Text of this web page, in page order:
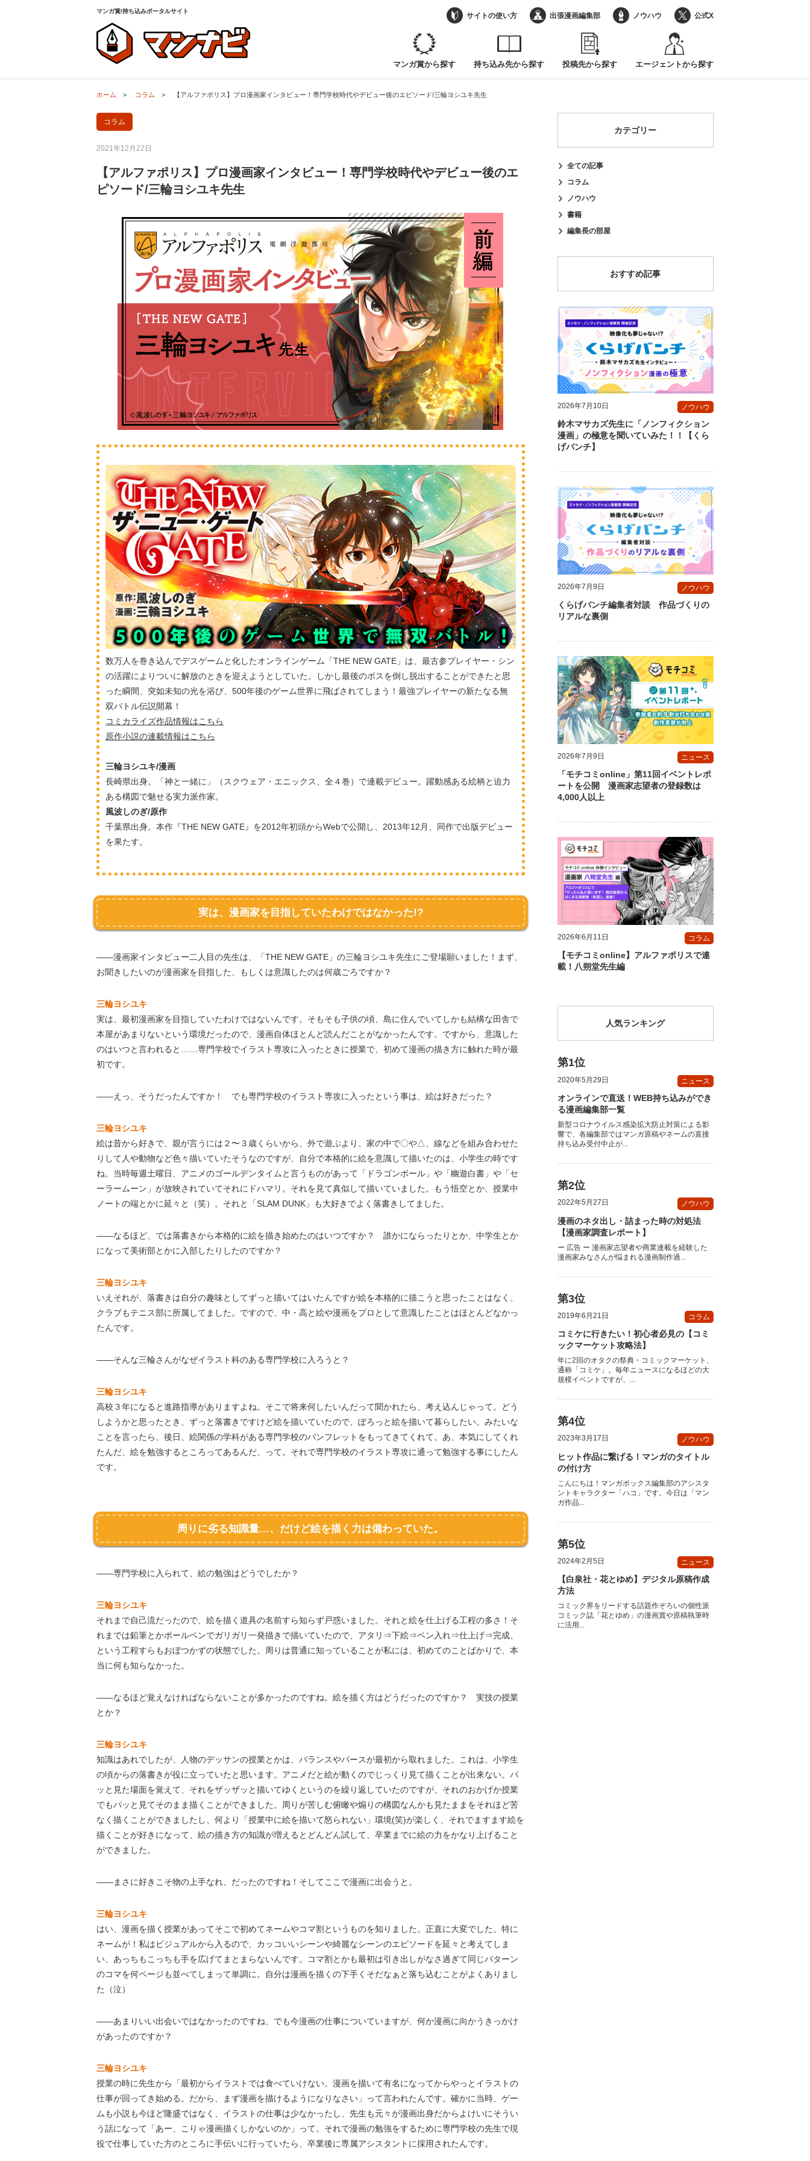
マンガ賞/持ち込みポータルサイト
マンガ賞から探す 持ち込み先から探す 投稿先から探す エージェントから探す
サイトの使い方 出張漫画編集部 ノウハウ 公式X
ホーム > コラム > 【アルファポリス】プロ漫画家インタビュー！専門学校時代やデビュー後のエピソード/三輪ヨシユキ先生
コラム
2021年12月22日
【アルファポリス】プロ漫画家インタビュー！専門学校時代やデビュー後のエ
ピソード/三輪ヨシユキ先生
数万人を巻き込んでデスゲームと化したオンラインゲーム「THE NEW GATE」は、最古参プレイヤー・シン
の活躍によりついに解放のときを迎えようとしていた。しかし最後のボスを倒し脱出することができたと思
った瞬間、突如未知の光を浴び、500年後のゲーム世界に飛ばされてしまう！最強プレイヤーの新たなる無
双バトル伝説開幕！
コミカライズ作品情報はこちら
原作小説の連載情報はこちら
三輪ヨシユキ/漫画
長崎県出身。「神と一緒に」（スクウェア・エニックス、全４巻）で連載デビュー。躍動感ある絵柄と迫力
ある構図で魅せる実力派作家。
風波しのぎ/原作
千葉県出身。本作『THE NEW GATE』を2012年初頭からWebで公開し、2013年12月、同作で出版デビュー
を果たす。
実は、漫画家を目指していたわけではなかった!?
――漫画家インタビュー二人目の先生は、「THE NEW GATE」の三輪ヨシユキ先生にご登場願いました！まず、
お聞きしたいのが漫画家を目指した、もしくは意識したのは何歳ごろですか？
三輪ヨシユキ
実は、最初漫画家を目指していたわけではないんです。そもそも子供の頃、島に住んでいてしかも結構な田舎で
本屋があまりないという環境だったので、漫画自体ほとんど読んだことがなかったんです。ですから、意識した
のはいつと言われると……専門学校でイラスト専攻に入ったときに授業で、初めて漫画の描き方に触れた時が最
初です。
――えっ、そうだったんですか！ でも専門学校のイラスト専攻に入ったという事は、絵は好きだった？
三輪ヨシユキ
絵は昔から好きで、親が言うには２〜３歳くらいから、外で遊ぶより、家の中で〇や△、線などを組み合わせた
りして人や動物など色々描いていたそうなのですが、自分で本格的に絵を意識して描いたのは、小学生の時です
ね。当時毎週土曜日、アニメのゴールデンタイムと言うものがあって「ドラゴンボール」や「幽遊白書」や「セ
ーラームーン」が放映されていてそれにドハマリ。それを見て真似して描いていました。もう悟空とか、授業中
ノートの端とかに延々と（笑）。それと「SLAM DUNK」も大好きでよく落書きしてました。
――なるほど、では落書きから本格的に絵を描き始めたのはいつですか？ 誰かにならったりとか、中学生とか
になって美術部とかに入部したりしたのですか？
三輪ヨシユキ
いえそれが、落書きは自分の趣味としてずっと描いてはいたんですが絵を本格的に描こうと思ったことはなく、
クラブもテニス部に所属してました。ですので、中・高と絵や漫画をプロとして意識したことはほとんどなかっ
たんです。
――そんな三輪さんがなぜイラスト科のある専門学校に入ろうと？
三輪ヨシユキ
高校３年になると進路指導がありますよね。そこで将来何したいんだって聞かれたら、考え込んじゃって。どう
しようかと思ったとき、ずっと落書きですけど絵を描いていたので、ぽろっと絵を描いて暮らしたい。みたいな
ことを言ったら、後日、絵関係の学科がある専門学校のパンフレットをもってきてくれて。あ、本気にしてくれ
たんだ、絵を勉強するところってあるんだ、って。それで専門学校のイラスト専攻に通って勉強する事にしたん
です。
周りに劣る知識量…、だけど絵を描く力は備わっていた。
――専門学校に入られて、絵の勉強はどうでしたか？
三輪ヨシユキ
それまで自己流だったので、絵を描く道具の名前すら知らず戸惑いました。それと絵を仕上げる工程の多さ！そ
れまでは鉛筆とかボールペンでガリガリ一発描きで描いていたので、アタリ⇒下絵⇒ペン入れ⇒仕上げ⇒完成、
という工程すらもおぼつかずの状態でした。周りは普通に知っていることが私には、初めてのことばかりで、本
当に何も知らなかった。
――なるほど覚えなければならないことが多かったのですね。絵を描く方はどうだったのですか？ 実技の授業
とか？
三輪ヨシユキ
知識はあれでしたが、人物のデッサンの授業とかは、バランスやパースが最初から取れました。これは、小学生
の頃からの落書きが役に立っていたと思います。アニメだと絵が動くのでじっくり見て描くことが出来ない。パ
ッと見た場面を覚えて、それをザッザッと描いてゆくというのを繰り返していたのですが、それのおかげか授業
でもパッと見てそのまま描くことができました。周りが苦しむ俯瞰や煽りの構図なんかも見たままをそれほど苦
なく描くことができましたし、何より「授業中に絵を描いて怒られない」環境(笑)が楽しく、それでますます絵を
描くことが好きになって、絵の描き方の知識が増えるとどんどん試して、卒業までに絵の力をかなり上げること
ができました。
――まさに好きこそ物の上手なれ、だったのですね！そしてここで漫画に出会うと。
三輪ヨシユキ
はい、漫画を描く授業があってそこで初めてネームやコマ割というものを知りました。正直に大変でした。特に
ネームが！私はビジュアルから入るので、カッコいいシーンや綺麗なシーンのエピソードを延々と考えてしま
い、あっちもこっちも手を広げてまとまらないんです。コマ割とかも最初は引き出しがなさ過ぎて同じパターン
のコマを何ページも並べてしまって単調に。自分は漫画を描くの下手くそだなぁと落ち込むことがよくありまし
た（泣）
――あまりいい出会いではなかったのですね、でも今漫画の仕事についていますが、何か漫画に向かうきっかけ
があったのですか？
三輪ヨシユキ
授業の時に先生から「最初からイラストでは食べていけない。漫画を描いて有名になってからやっとイラストの
仕事が回ってき始める。だから、まず漫画を描けるようになりなさい」って言われたんです。確かに当時、ゲー
ムも小説も今ほど隆盛ではなく、イラストの仕事は少なかったし、先生も元々が漫画出身だからよけいにそうい
う話になって「あー、こりゃ漫画描くしかないのか」って。それで漫画の勉強をするために専門学校の先生で現
役で仕事していた方のところに手伝いに行っていたら、卒業後に専属アシスタントに採用されたんです。
カテゴリー
全ての記事
コラム
ノウハウ
書籍
編集長の部屋
おすすめ記事
2026年7月10日 ノウハウ
鈴木マサカズ先生に「ノンフィクション
漫画」の極意を聞いていみた！！【くら
げバンチ】
2026年7月9日 ノウハウ
くらげバンチ編集者対談 作品づくりの
リアルな裏側
2026年7月9日 ニュース
「モチコミonline」第11回イベントレポ
ートを公開 漫画家志望者の登録数は
4,000人以上
2026年6月11日 コラム
【モチコミonline】アルファポリスで連
載！八朔堂先生編
人気ランキング
2020年5月29日 ニュース
オンラインで直送！WEB持ち込みができ
る漫画編集部一覧
新型コロナウイルス感染拡大防止対策による影
響で、各編集部ではマンガ原稿やネームの直接
持ち込み受付中止が...
2022年5月27日 ノウハウ
漫画のネタ出し・詰まった時の対処法
【漫画家調査レポート】
ー 広告 ー 漫画家志望者や商業連載を経験した
漫画家みなさんが悩まれる漫画制作過...
2019年6月21日 コラム
コミケに行きたい！初心者必見の【コミ
ックマーケット攻略法】
年に2回のオタクの祭典・コミックマーケット、
通称「コミケ」。毎年ニュースになるほどの大
規模イベントですが、...
2023年3月17日 ノウハウ
ヒット作品に繋げる！マンガのタイトル
の付け方
こんにちは！マンガボックス編集部のアシスタ
ントキャラクター「ハコ」です。今日は「マン
ガ作品...
2024年2月5日 ニュース
【白泉社・花とゆめ】デジタル原稿作成
方法
コミック界をリードする話題作ぞろいの個性派
コミック誌「花とゆめ」の漫画賞や原稿執筆時
に活用...